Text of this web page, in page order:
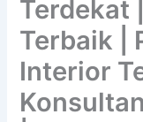
Terdekat
Terbaik |
Interior